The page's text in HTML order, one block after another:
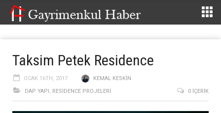
Taksim Petek Residence
OCAK 16TH, 2017
KEMAL KESKIN
DAP YAPI, RESIDENCE PROJELERI 0 İÇERIK